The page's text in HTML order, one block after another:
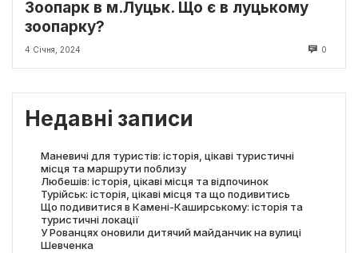
Зоопарк в м.Луцьк. Що є в луцькому
зоопарку?
4 Січня, 2024 0
Недавні записи
Маневичі для туристів: історія, цікаві туристичні
місця та маршрути поблизу
Любешів: історія, цікаві місця та відпочинок
Турійськ: історія, цікаві місця та що подивитись
Що подивитися в Камені-Каширському: історія та
туристичні локації
У Рованцях оновили дитячий майданчик на вулиці
Шевченка